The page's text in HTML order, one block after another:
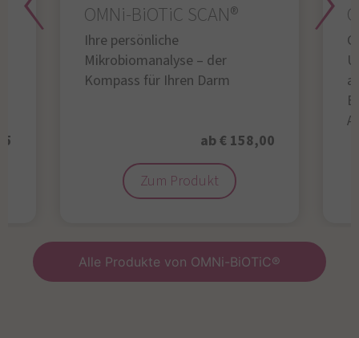
OMNi-BiOTiC SCAN®
Ihre persönliche
Mikrobiomanalyse – der
Kompass für Ihren Darm
ab € 158,00
Zum Produkt
Alle Produkte von OMNi-BiOTiC®